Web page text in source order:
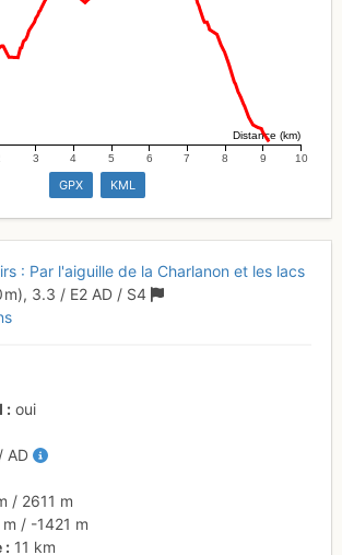
3 4 5 6 7 8 9 10
Distance (km)
GPX KML
: Par l'aiguille de la Charlanon et les lacs
m), 3.3 / E2 AD / S4
oui
/ AD
/ 2611 m
/ -1421 m
11 km